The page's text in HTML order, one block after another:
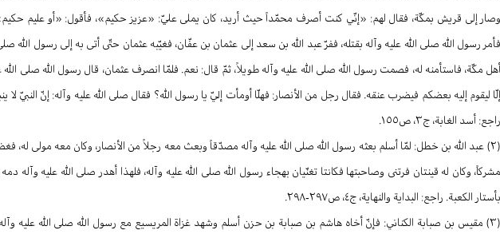
وصار إلى قريش بمكّة، فقال لهم: «إنّي كنت أصرف محمّداً حيث أريد، كان يملى عليّ: «عزيز حكيم»، فأقول: «أو عليم
فأمر رسول الله صلى الله عليه وآله بقتله، ففرّ عبد الله بن سعد إلى عثمان بن عفّان، فغيّبه عثمان حتّى أتى به إلى رسول الله
أهل مكّة، فاستأمنه له، فصمت رسول الله صلى الله عليه وآله طويلاً، ثمّ قال: نعم. فلمّا انصرف عثمان، قال رسول الله صلى
إلّا ليقوم إليه بعضكم فيضرب عنقه. فقال رجل من الأنصار: فهلّا أومأت إليّ يا رسول الله؟ فقال صلى الله عليه وآله: إنّ النبيّ لا
راجع: أسد الغابة، ج٣، ص١٥٥.
(٢) عبد الله بن خطل: لمّا أسلم بعثه رسول الله صلى الله عليه وآله مصدّقاً وبعث معه رجلاً من الأنصار، وكان معه مولى له،
مشركاً، وكان له قينتان فرتنى وصاحبتها فكانتا تغنّيان بهجاء رسول الله صلى الله عليه وآله، فلهذا أهدر صلى الله عليه وآله
بأستار الكعبة. راجع: البداية والنهاية، ج٤، ص٢٩٧-٢٩٨.
(٣) مقيس بن صبابة الكناني: فإنّ أخاه هاشم بن صبابة بن حزن أسلم وشهد غزاة المريسيع مع رسول الله صلى الله عليه